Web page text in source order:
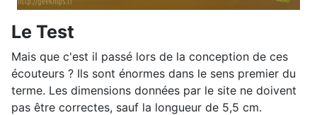
Le Test
Mais que c'est il passé lors de la conception de ces
écouteurs ? Ils sont énormes dans le sens premier du
terme. Les dimensions données par le site ne doivent
pas être correctes, sauf la longueur de 5,5 cm.